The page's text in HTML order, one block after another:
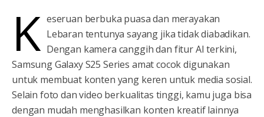
K eseruan berbuka puasa dan merayakan
Lebaran tentunya sayang jika tidak diabadikan.
Dengan kamera canggih dan fitur AI terkini,
Samsung Galaxy S25 Series amat cocok digunakan
untuk membuat konten yang keren untuk media sosial.
Selain foto dan video berkualitas tinggi, kamu juga bisa
dengan mudah menghasilkan konten kreatif lainnya